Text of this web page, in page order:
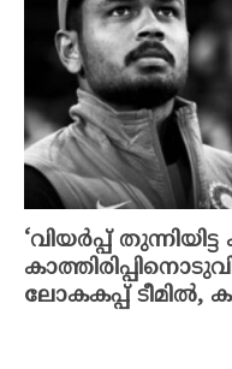
‘വിയര്‍പ്പ് തുന്നിയിട്ട
ലോകകപ്പ്